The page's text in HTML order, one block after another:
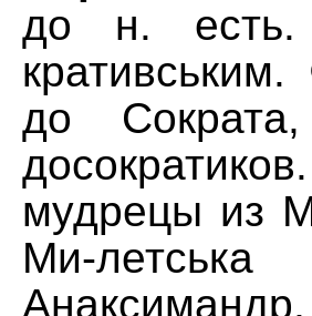
до н. есть.
до
мудрецы из
Ми-